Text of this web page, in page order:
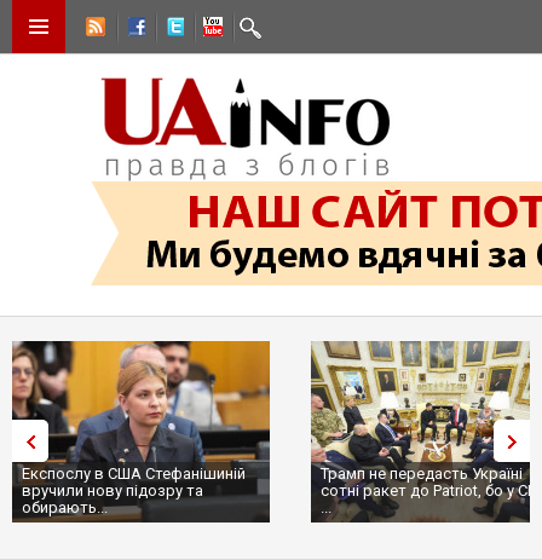
Експослу в США Стефанішиній
вручили нову підозру та
обирають...
Трамп не передасть Україні
сотні ракет до Patriot, бо у
...